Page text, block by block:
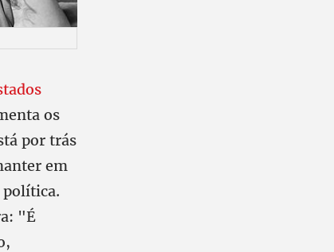
os
por trás
em
política.
"É